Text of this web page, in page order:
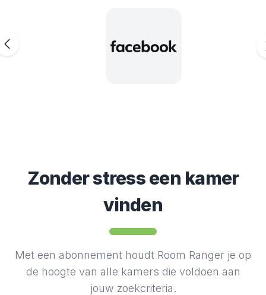
Zonder stress een kamer
vinden
Met een abonnement houdt Room Ranger je op
de hoogte van alle kamers die voldoen aan
jouw zoekcriteria.